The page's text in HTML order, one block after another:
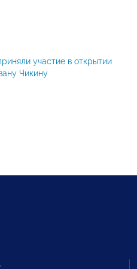
участие в открытии
Чикину